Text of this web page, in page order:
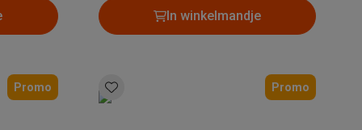
,
Type poetsstanden: Dagelijkse reiniging ,
Gevoelige tanden , Tandvleesverzorging ,
Poetsdruksensor: Ja
In winkelmandje
Promo Promo